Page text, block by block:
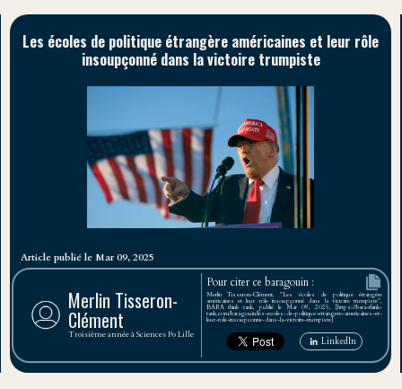
Les écoles de politique étrangère américaines et leur rôle
insoupçonné dans la victoire trumpiste
Article publié le Mar 09, 2025
Merlin Tisseron-
Clément
Troisième année à Sciences Po Lille
Pour citer ce baragouin :
Merlin Tisseron-Clément, "Les écoles de politique étrangère
américaines et leur rôle insoupçonné dans la victoire trumpiste",
BARA think tank, publié le Mar 09, 2025, [https://bara-think-
tank.com/baragouin/les-ecoles-de-politique-etrangere-americaines-et-
leur-role-insoupconne-dans-la-victoire-trumpiste]
LinkedIn